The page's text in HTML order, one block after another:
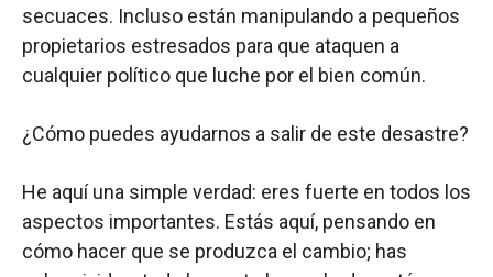
secuaces. Incluso están manipulando a pequeños
propietarios estresados para que ataquen a
cualquier político que luche por el bien común.
¿Cómo puedes ayudarnos a salir de este desastre?
He aquí una simple verdad: eres fuerte en todos los
aspectos importantes. Estás aquí, pensando en
cómo hacer que se produzca el cambio; has